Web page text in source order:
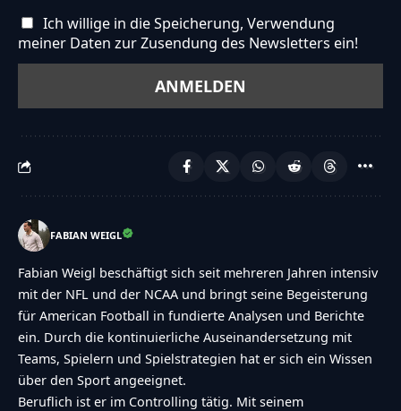
Ich willige in die Speicherung, Verwendung
meiner Daten zur Zusendung des Newsletters ein!
FABIAN WEIGL
Fabian Weigl beschäftigt sich seit mehreren Jahren intensiv
mit der NFL und der NCAA und bringt seine Begeisterung
für American Football in fundierte Analysen und Berichte
ein. Durch die kontinuierliche Auseinandersetzung mit
Teams, Spielern und Spielstrategien hat er sich ein Wissen
über den Sport angeeignet.
Beruflich ist er im Controlling tätig. Mit seinem